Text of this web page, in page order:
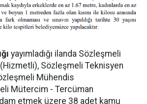
yayımladığı ilanda Sözleşmeli
Sözleşmeli Teknisyen
Mühendis
Mütercim - Tercüman
etmek üzere 38 adet kamu